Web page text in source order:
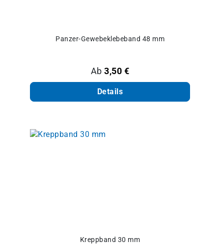
Panzer-Gewebeklebeband 48 mm
Regulärer Preis:
Ab3,50 €
Details
Kreppband 30 mm